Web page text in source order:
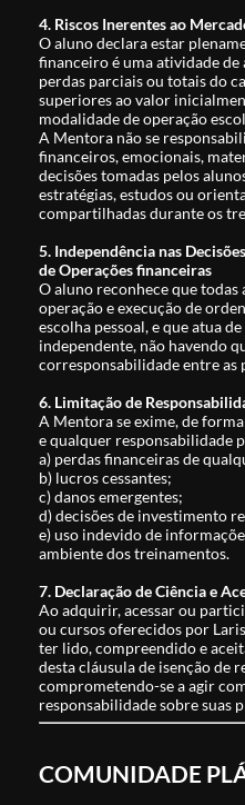
4. Riscos Inerentes ao
O aluno declara estar
financeiro é uma atividade
perdas parciais ou totais do
superiores ao valor
modalidade de operação
A Mentora não se
financeiros, emocionais,
decisões tomadas pelos
estratégias, estudos ou
compartilhadas durante os
5. Independência nas
de Operações financeiras
O aluno reconhece que todas
operação e execução de
escolha pessoal, e que atua
independente, não havendo
corresponsabilidade entre as
6. Limitação de
A Mentora se exime, de
e qualquer responsabilidade
a) perdas financeiras de
b) lucros cessantes;
c) danos emergentes;
d) decisões de investimento
e) uso indevido de
ambiente dos treinamentos.
7. Declaração de Ciência e
Ao adquirir, acessar ou
ou cursos oferecidos por
ter lido, compreendido e
desta cláusula de isenção de
comprometendo-se a agir
responsabilidade sobre suas
COMUNIDADE